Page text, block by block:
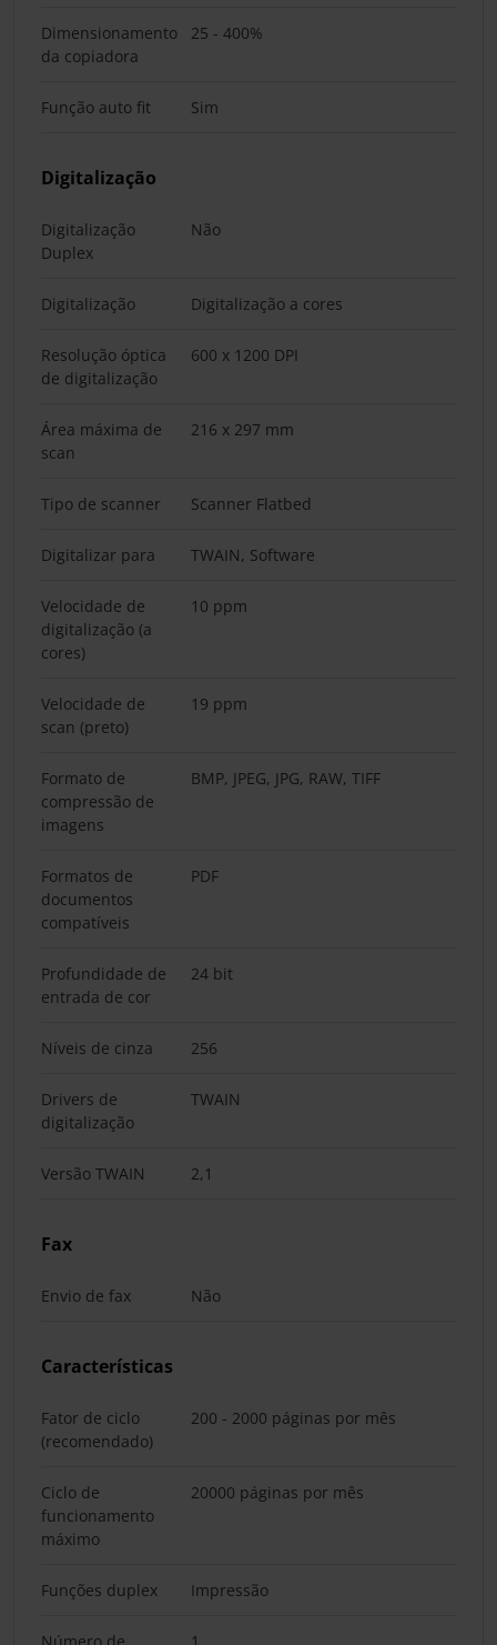
Dimensionamento
da copiadora
25 - 400%
Função auto fit Sim
Digitalização
Digitalização
Duplex
Não
Digitalização Digitalização a cores
Resolução óptica
de digitalização
600 x 1200 DPI
Área máxima de
scan
216 x 297 mm
Tipo de scanner Scanner Flatbed
Digitalizar para TWAIN, Software
Velocidade de
digitalização (a
cores)
10 ppm
Velocidade de
scan (preto)
19 ppm
Formato de
compressão de
imagens
BMP, JPEG, JPG, RAW, TIFF
Formatos de
documentos
compatíveis
PDF
Profundidade de
entrada de cor
24 bit
Níveis de cinza 256
Drivers de
digitalização
TWAIN
Versão TWAIN 2,1
Fax
Envio de fax Não
Características
Fator de ciclo
(recomendado)
200 - 2000 páginas por mês
Ciclo de
funcionamento
máximo
20000 páginas por mês
Funções duplex Impressão